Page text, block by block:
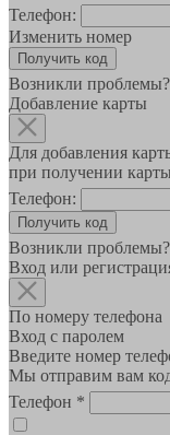
Телефон:
Изменить номер
Возникли проблемы?
Добавление карты
Для добавления
при получении карты
Телефон:
Возникли проблемы?
Вход или
По номеру телефона
Вход с паролем
Введите номер
Мы отправим вам
Телефон *